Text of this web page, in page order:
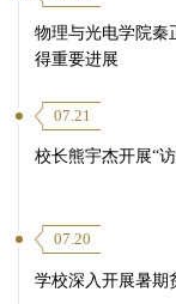
物理与光电学院秦
得重要进展
07.21
校长熊宇杰开展“
07.20
学校深入开展暑期